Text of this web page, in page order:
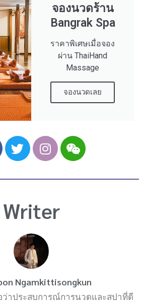
จองนวดร้าน
Bangrak Spa
ราคาพิเศษเมื่อจอง
ผ่าน ThaiHand
Massage
จองนวดเลย
T
w
t
e
r
I
n
t
r
m
W
e
x
Writer
Ngamkittisongkun
าประสบการณ์การนวดและสปาที่ดี